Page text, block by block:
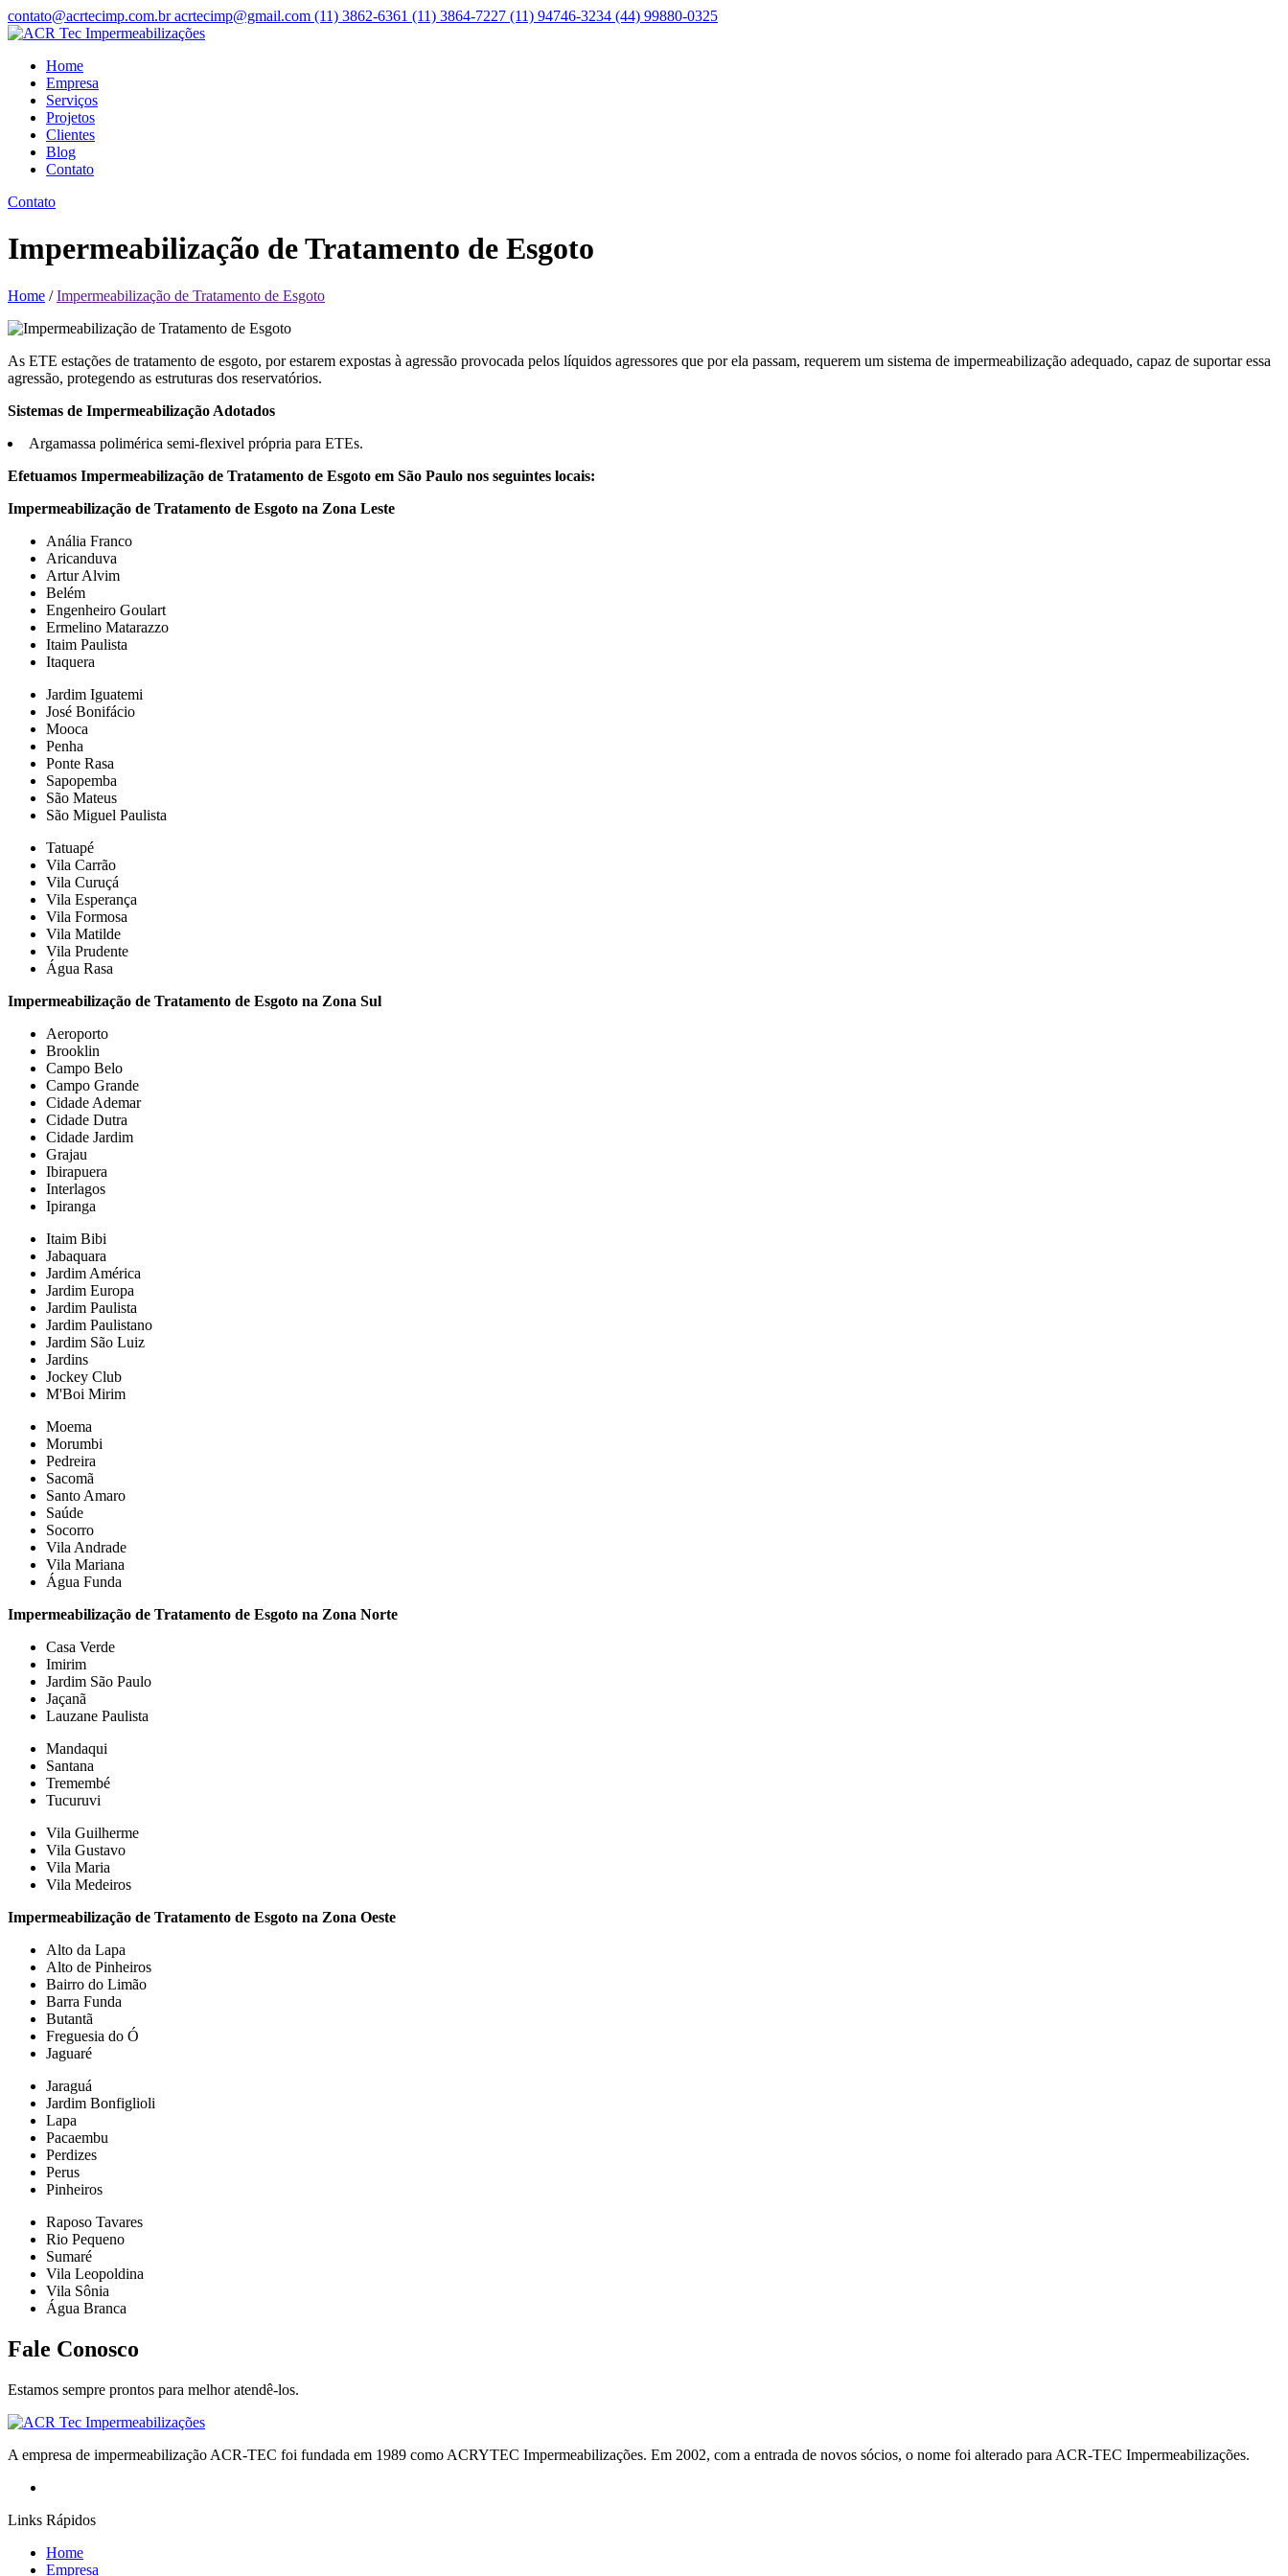
contato@acrtecimp.com.bracrtecimp@gmail.com (11) 3862-6361 (11) 3864-7227 (11) 94746-3234 (44) 99880-0325
Home
Empresa
Serviços
Projetos
Clientes
Blog
Contato
Contato
Impermeabilização de Tratamento de Esgoto
Home /Impermeabilização de Tratamento de Esgoto
As ETE estações de tratamento de esgoto, por estarem expostas à agressão provocada pelos líquidos agressores que por ela passam, requerem um sistema de impermeabilização adequado, capaz de suportar essa
agressão, protegendo as estruturas dos reservatórios.
Sistemas de Impermeabilização Adotados
Argamassa polimérica semi-flexivel própria para ETEs.
Efetuamos Impermeabilização de Tratamento de Esgoto em São Paulo nos seguintes locais:
Impermeabilização de Tratamento de Esgoto na Zona Leste
Anália Franco
Aricanduva
Artur Alvim
Belém
Engenheiro Goulart
Ermelino Matarazzo
Itaim Paulista
Itaquera
Jardim Iguatemi
José Bonifácio
Mooca
Penha
Ponte Rasa
Sapopemba
São Mateus
São Miguel Paulista
Tatuapé
Vila Carrão
Vila Curuçá
Vila Esperança
Vila Formosa
Vila Matilde
Vila Prudente
Água Rasa
Impermeabilização de Tratamento de Esgoto na Zona Sul
Aeroporto
Brooklin
Campo Belo
Campo Grande
Cidade Ademar
Cidade Dutra
Cidade Jardim
Grajau
Ibirapuera
Interlagos
Ipiranga
Itaim Bibi
Jabaquara
Jardim América
Jardim Europa
Jardim Paulista
Jardim Paulistano
Jardim São Luiz
Jardins
Jockey Club
M'Boi Mirim
Moema
Morumbi
Pedreira
Sacomã
Santo Amaro
Saúde
Socorro
Vila Andrade
Vila Mariana
Água Funda
Impermeabilização de Tratamento de Esgoto na Zona Norte
Casa Verde
Imirim
Jardim São Paulo
Jaçanã
Lauzane Paulista
Mandaqui
Santana
Tremembé
Tucuruvi
Vila Guilherme
Vila Gustavo
Vila Maria
Vila Medeiros
Impermeabilização de Tratamento de Esgoto na Zona Oeste
Alto da Lapa
Alto de Pinheiros
Bairro do Limão
Barra Funda
Butantã
Freguesia do Ó
Jaguaré
Jaraguá
Jardim Bonfiglioli
Lapa
Pacaembu
Perdizes
Perus
Pinheiros
Raposo Tavares
Rio Pequeno
Sumaré
Vila Leopoldina
Vila Sônia
Água Branca
Fale Conosco
Estamos sempre prontos para melhor atendê-los.
A empresa de impermeabilização ACR-TEC foi fundada em 1989 como ACRYTEC Impermeabilizações. Em 2002, com a entrada de novos sócios, o nome foi alterado para ACR-TEC Impermeabilizações.
Links Rápidos
Home
Empresa